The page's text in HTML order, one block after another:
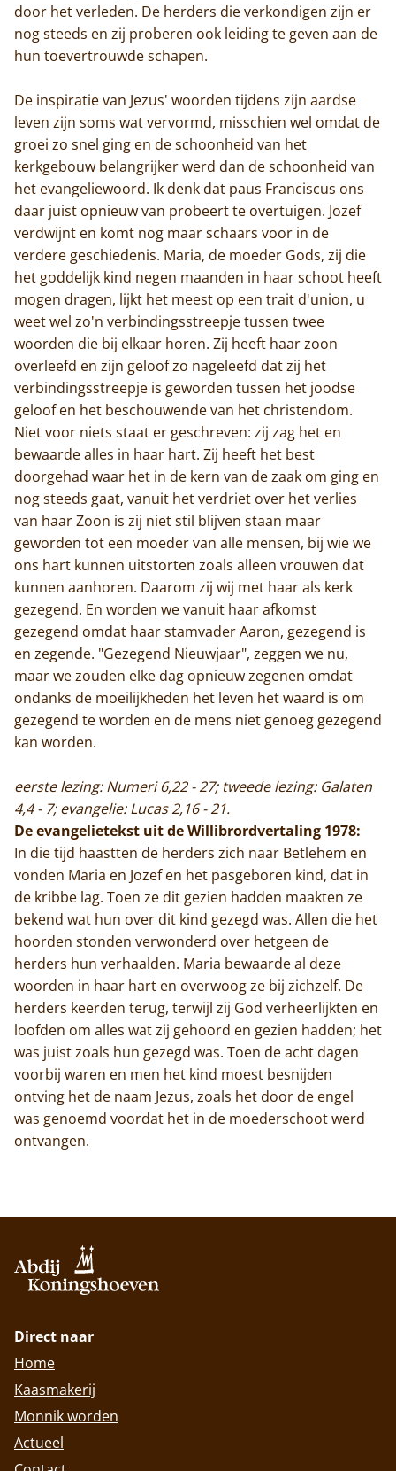
Actueel
Monnik worden
Contact
door het verleden. De herders die verkondigen zijn er
nog steeds en zij proberen ook leiding te geven aan de
hun toevertrouwde schapen.
De inspiratie van Jezus' woorden tijdens zijn aardse
leven zijn soms wat vervormd, misschien wel omdat de
groei zo snel ging en de schoonheid van het
kerkgebouw belangrijker werd dan de schoonheid van
het evangeliewoord. Ik denk dat paus Franciscus ons
daar juist opnieuw van probeert te overtuigen. Jozef
verdwijnt en komt nog maar schaars voor in de
verdere geschiedenis. Maria, de moeder Gods, zij die
het goddelijk kind negen maanden in haar schoot heeft
mogen dragen, lijkt het meest op een trait d'union, u
weet wel zo'n verbindingsstreepje tussen twee
woorden die bij elkaar horen. Zij heeft haar zoon
overleefd en zijn geloof zo nageleefd dat zij het
verbindingsstreepje is geworden tussen het joodse
geloof en het beschouwende van het christendom.
Niet voor niets staat er geschreven: zij zag het en
bewaarde alles in haar hart. Zij heeft het best
doorgehad waar het in de kern van de zaak om ging en
nog steeds gaat, vanuit het verdriet over het verlies
van haar Zoon is zij niet stil blijven staan maar
geworden tot een moeder van alle mensen, bij wie we
ons hart kunnen uitstorten zoals alleen vrouwen dat
kunnen aanhoren. Daarom zij wij met haar als kerk
gezegend. En worden we vanuit haar afkomst
gezegend omdat haar stamvader Aaron, gezegend is
en zegende. "Gezegend Nieuwjaar", zeggen we nu,
maar we zouden elke dag opnieuw zegenen omdat
ondanks de moeilijkheden het leven het waard is om
gezegend te worden en de mens niet genoeg gezegend
kan worden.
eerste lezing: Numeri 6,22 - 27; tweede lezing: Galaten
4,4 - 7; evangelie: Lucas 2,16 - 21.
De evangelietekst uit de Willibrordvertaling 1978:
In die tijd haastten de herders zich naar Betlehem en
vonden Maria en Jozef en het pasgeboren kind, dat in
de kribbe lag. Toen ze dit gezien hadden maakten ze
bekend wat hun over dit kind gezegd was. Allen die het
hoorden stonden verwonderd over hetgeen de
herders hun verhaalden. Maria bewaarde al deze
woorden in haar hart en overwoog ze bij zichzelf. De
herders keerden terug, terwijl zij God verheerlijkten en
loofden om alles wat zij gehoord en gezien hadden; het
was juist zoals hun gezegd was. Toen de acht dagen
voorbij waren en men het kind moest besnijden
ontving het de naam Jezus, zoals het door de engel
was genoemd voordat het in de moederschoot werd
ontvangen.
Direct naar
Home
Kaasmakerij
Monnik worden
Actueel